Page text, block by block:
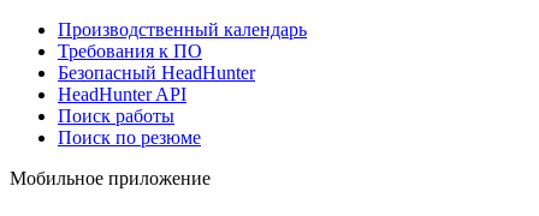
Производственный календарь
Требования к ПО
Безопасный HeadHunter
HeadHunter API
Поиск работы
Поиск по резюме
Мобильное приложение